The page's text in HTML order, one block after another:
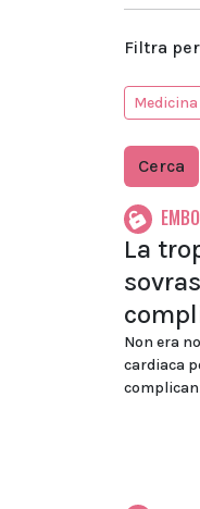
Filtra per
Cerca
La
Non era
cardiaca